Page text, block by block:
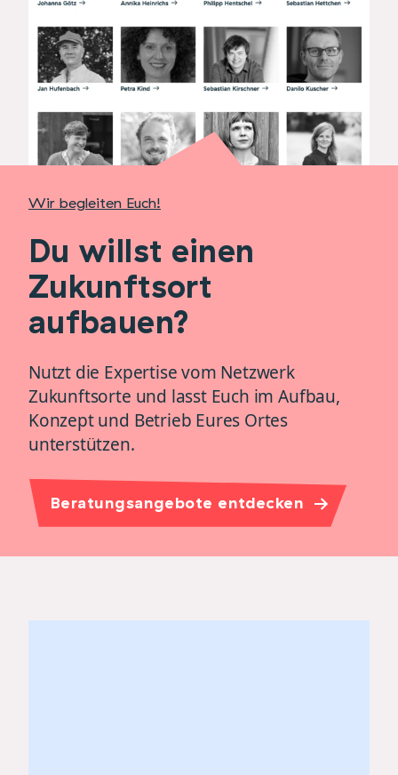
Wir begleiten Euch!
Du willst einen
Zukunftsort
aufbauen?
Nutzt die Expertise vom Netzwerk
Zukunftsorte und lasst Euch im Aufbau,
Konzept und Betrieb Eures Ortes
unterstützen.
Beratungsangebote entdecken